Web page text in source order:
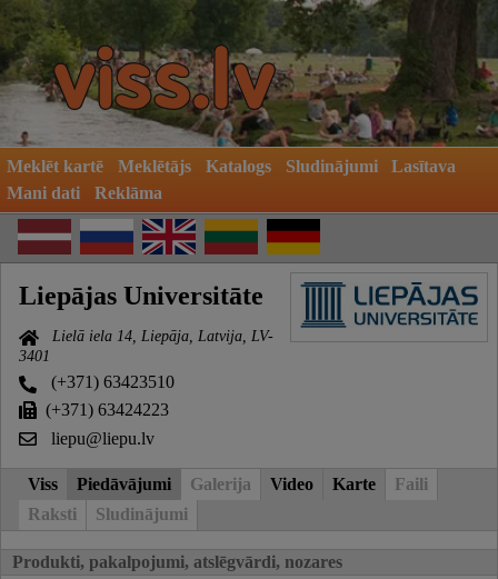
Meklēt kartē Meklētājs Katalogs Sludinājumi
Lasītava
Mani dati
Reklāma
Liepājas Universitāte
Lielā iela 14, Liepāja, Latvija, LV-
3401
(+371) 63423510
(+371) 63424223
liepu@liepu.lv
Viss Piedāvājumi Galerija Video Karte
Faili
Raksti
Sludinājumi
Produkti, pakalpojumi, atslēgvārdi, nozares